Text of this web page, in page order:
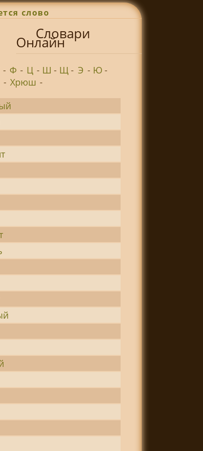
слово
Словари
Онлайн
- Ф - Ц - Ш - Щ- Э - Ю-
- Хрюш -